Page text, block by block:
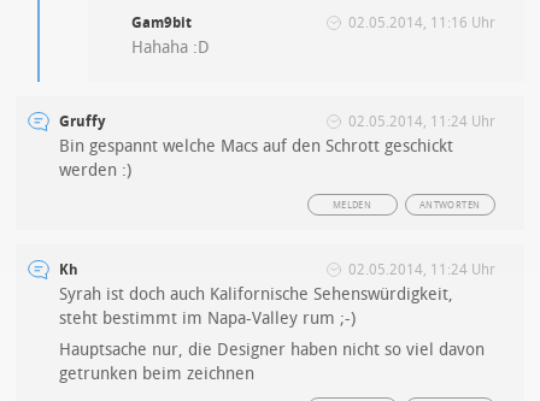
Gam9bit 02.05.2014, 11:16 Uhr
Hahaha :D
Gruffy 02.05.2014, 11:24 Uhr
Bin gespannt welche Macs auf den Schrott geschickt
werden :)
ANTWORTEN
MELDEN
Kh 02.05.2014, 11:24 Uhr
Syrah ist doch auch Kalifornische Sehenswürdigkeit,
steht bestimmt im Napa-Valley rum ;-)
Hauptsache nur, die Designer haben nicht so viel davon
getrunken beim zeichnen